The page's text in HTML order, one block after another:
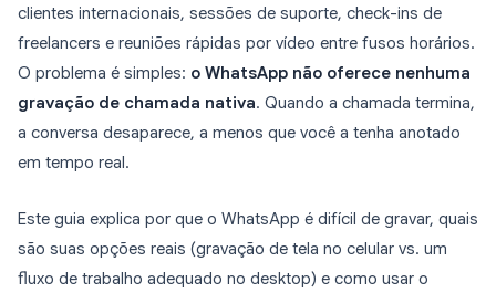
clientes internacionais, sessões de suporte, check-ins de
freelancers e reuniões rápidas por vídeo entre fusos horários.
O problema é simples: o WhatsApp não oferece nenhuma
gravação de chamada nativa. Quando a chamada termina,
a conversa desaparece, a menos que você a tenha anotado
em tempo real.
Este guia explica por que o WhatsApp é difícil de gravar, quais
são suas opções reais (gravação de tela no celular vs. um
fluxo de trabalho adequado no desktop) e como usar o